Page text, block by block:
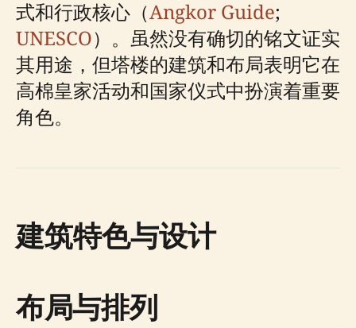
式和行政核心（Angkor Guide;
UNESCO）。虽然没有确切的铭文证实
其用途，但塔楼的建筑和布局表明它在
高棉皇家活动和国家仪式中扮演着重要
角色。
建筑特色与设计
布局与排列